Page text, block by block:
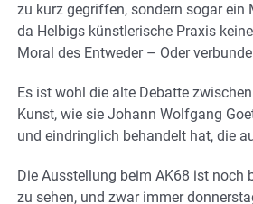
zu kurz gegriffen, sondern sogar ein
da Helbigs künstlerische Praxis
Moral des Entweder – Oder
Es ist wohl die alte Debatte
Kunst, wie sie Johann Wolfgang
und eindringlich behandelt hat, die
Die Ausstellung beim AK68 ist noch
zu sehen, und zwar immer